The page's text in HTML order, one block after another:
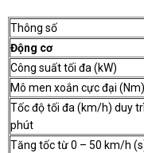
Thông số
Động cơ
Công suất tối đa (kW)
Mô men xoắn cực đại (Nm)
Tốc độ tối đa (km/h) duy
phút
Tăng tốc từ 0 – 50 km/h